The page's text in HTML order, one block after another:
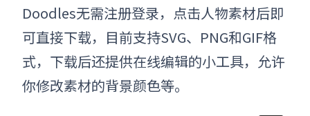
Doodles无需注册登录，点击人物素材后即
可直接下载，目前支持SVG、PNG和GIF格
式，下载后还提供在线编辑的小工具，允许
你修改素材的背景颜色等。